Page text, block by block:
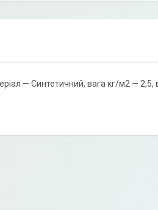
— Синтетичний, вага кг/м2 — 2,5,